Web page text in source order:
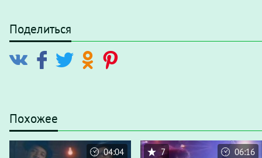
Поделиться
Похожее
04:04 7 06:16